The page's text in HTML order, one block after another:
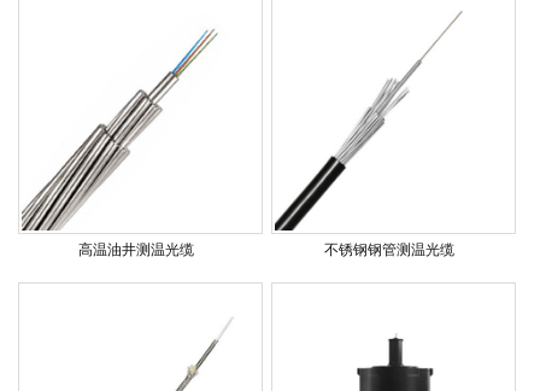
高温油井测温光缆 不锈钢钢管测温光缆